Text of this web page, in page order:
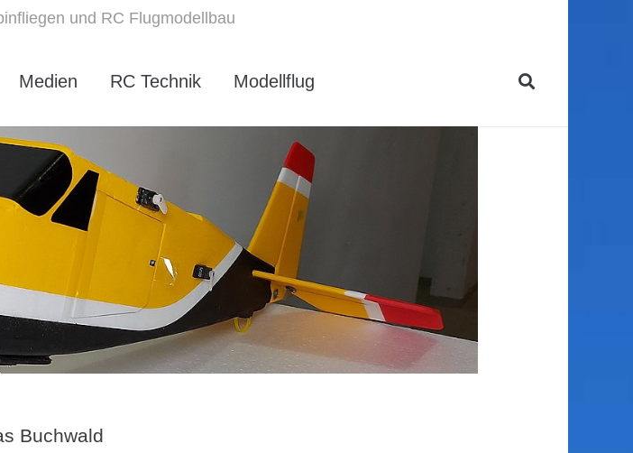
und RC Flugmodellbau
Medien RC Technik Modellflug
Buchwald